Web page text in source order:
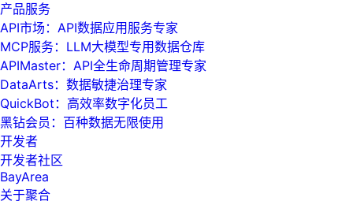
产品服务
API市场：API数据应用服务专家
MCP服务：LLM大模型专用数据仓库
APIMaster：API全生命周期管理专家
DataArts：数据敏捷治理专家
QuickBot：高效率数字化员工
黑钻会员：百种数据无限使用
开发者
开发者社区
BayArea
关于聚合